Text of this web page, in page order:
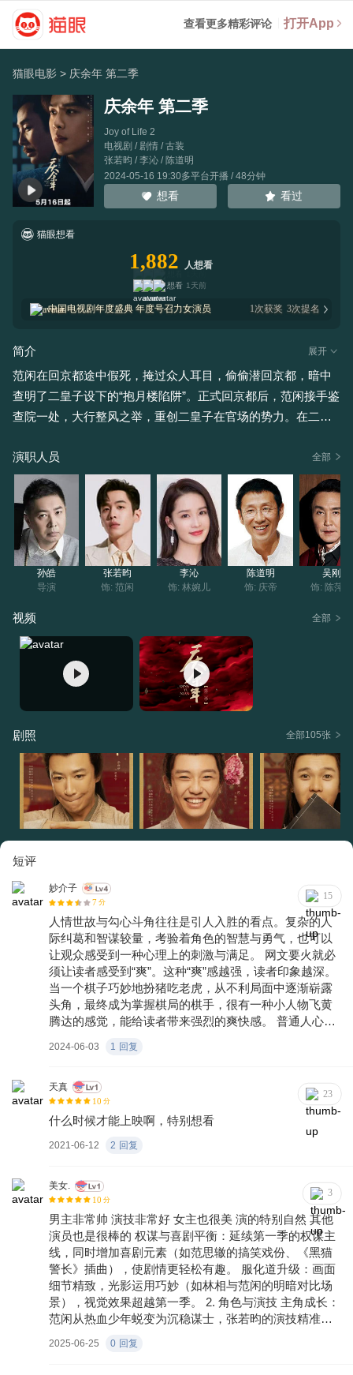
查看更多精彩评论 打开App
猫眼电影 > 庆余年 第二季
庆余年 第二季
Joy of Life 2
电视剧 / 剧情 / 古装
张若昀 /李沁/陈道明
2024-05-16 19:30多平台开播 / 48分钟
想看 看过
猫眼想看
1,882 人想看
想看 1天前
中国电视剧年度盛典 年度号召力女演员 1次获奖 3次提名
简介 展开
范闲在回京都途中假死，掩过众人耳目，偷偷潜回京都，暗中
查明了二皇子设下的“抱月楼陷阱”。正式回京都后，范闲接手鉴
查院一处，大行整风之举，重创二皇子在官场的势力。在二皇
设陷阱，彻查春闱舞弊，维护了学子心中的公平。范闲与林婉
儿大婚后接手内库，却发现内库负债累累，范闲拒绝了庆余堂
大掌柜的相助，靠自己的力量解决了内库亏空。悬空庙上，庆
帝遭遇三连刺杀，范闲被刺客打成重伤，虽侥幸存活却真气全
失。范闲的皇子身份泄露，引起轩然大波，庆帝与范闲隐晦相
认，为平息各方猜测，庆帝派范闲下江南治理内库。在江南，
范闲挑战长公主与明家的势力，以求彻底夺回内库。
演职人员 全部
孙皓
导演
张若昀
饰: 范闲
李沁
饰: 林婉儿
陈道明
饰: 庆帝
吴刚
饰: 陈萍萍
视频 全部
剧照 全部105张
短评
妙介子
7 分
15
人情世故与勾心斗角往往是引人入胜的看点。复杂的人
际纠葛和智谋较量，考验着角色的智慧与勇气，也可以
让观众感受到一种心理上的刺激与满足。 网文要火就必
须让读者感受到“爽”。这种“爽”感越强，读者印象越深。
当一个棋子巧妙地扮猪吃老虎，从不利局面中逐渐崭露
头角，最终成为掌握棋局的棋手，很有一种小人物飞黄
腾达的感觉，能给读者带来强烈的爽快感。 普通人心
些故事中的人物角色，明知不可为而为之，这种勇气与
想主义艰难而且有趣。 第二季剧情注水现象严重，塞入
了许多烂梗，不仅未能为剧情增色，反而使得原本紧凑
的故事线变得拖沓冗长，砍掉本季里的一半时间，恐怕
都绰绰有余。 或许这些不是编剧的锅，在当下这个商业
化的影视环境中，诸多因素都可能影响到一部作品的最
作环境与市场压力是造成这种现象的根源。 剧中广告泛
滥，是不是考虑形式上收敛一点？商业合作是影视产业
中不可或缺的一部分，在追求经济利益的同时，更要注
重保持作品的艺术性和观赏性。 权谋爽剧注水逐利，整
体下降待创新高。
2024-06-03 1 回复
天真
10 分
23
什么时候才能上映啊，特别想看
2021-06-12 2 回复
美女.
10 分
3
男主非常帅 演技非常好 女主也很美 演的特别自然 其他
演员也是很棒的 ‌权谋与喜剧平衡‌：延续第一季的权谋主
线，同时增加喜剧元素（如范思辙的搞笑戏份、《黑猫
警长》插曲），使剧情更轻松有趣‌。 ‌服化道升级‌：画面
细节精致，光影运用巧妙（如林相与范闲的明暗对比场
景），视觉效果超越第一季‌。 ‌2. 角色与演技‌ 主角成长‌：
范闲从热血少年蜕变为沉稳谋士，张若昀的演技精准刻
（陈萍萍）的演技依旧封神，情绪切换极具感染力‌。 ‌新
2025-06-25 0 回复